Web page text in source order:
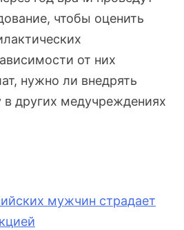
чтобы оценить
от них
нужно ли внедрять
других медучреждениях
мужчин страдает